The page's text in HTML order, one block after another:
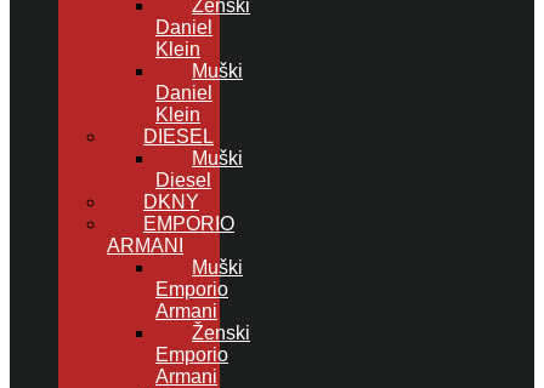
Ženski
Daniel
Klein
Muški
Daniel
Klein
DIESEL
Muški
Diesel
DKNY
EMPORIO
ARMANI
Muški
Emporio
Armani
Ženski
Emporio
Armani